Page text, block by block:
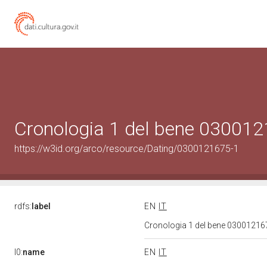
Cronologia 1 del bene
https://w3id.org/arco/resource/Dating/0300121675-1
rdfs: label EN
IT
Cronologia 1 del bene
l0:name EN
IT